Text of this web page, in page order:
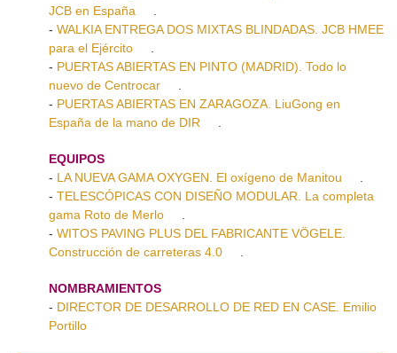
JCB en España
- WALKIA ENTREGA DOS MIXTAS BLINDADAS. JCB HMEE
para el Ejército
- PUERTAS ABIERTAS EN PINTO (MADRID). Todo lo
nuevo de Centrocar
- PUERTAS ABIERTAS EN ZARAGOZA. LiuGong en
España de la mano de DIR
EQUIPOS
- LA NUEVA GAMA OXYGEN. El oxígeno de Manitou
- TELESCÓPICAS CON DISEÑO MODULAR. La completa
gama Roto de Merlo
- WITOS PAVING PLUS DEL FABRICANTE VÖGELE.
Construcción de carreteras 4.0
NOMBRAMIENTOS
- DIRECTOR DE DESARROLLO DE RED EN CASE. Emilio
Portillo